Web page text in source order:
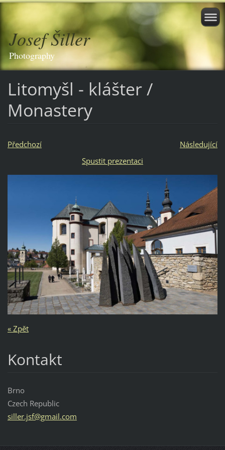
Josef Šiller
Photography
Litomyšl - klášter /
Monastery
Předchozí
Následující
Spustit prezentaci
« Zpět
Kontakt
Brno
Czech Republic
siller.jsf@gmail.com